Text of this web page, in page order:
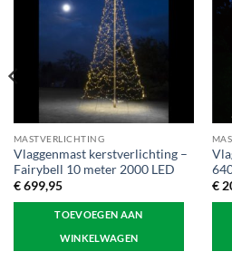
MASTVERLICHTING
Vlaggenmast kerstverlichting –
Fairybell 10 meter 2000 LED
€699,95
TOEVOEGEN AAN
WINKELWAGEN
€